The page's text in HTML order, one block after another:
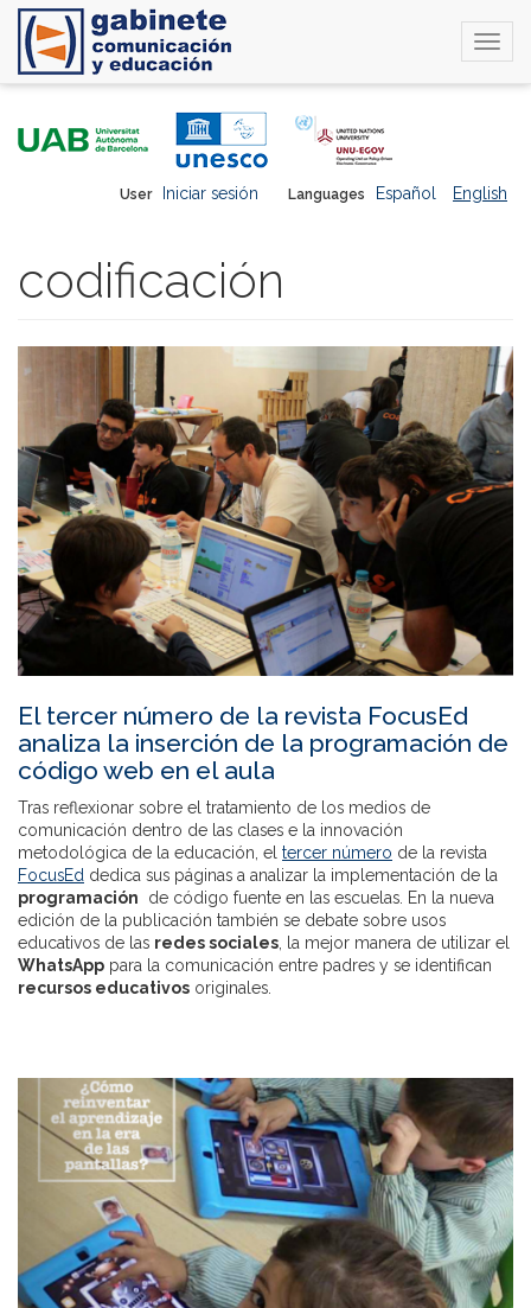
Languages Español English
User Iniciar sesión
codificación
El tercer número de la revista FocusEd
analiza la inserción de la programación de
código web en el aula
Tras reflexionar sobre el tratamiento de los medios de
comunicación dentro de las clases e la innovación
metodológica de la educación, el tercer número de la revista
FocusEd dedica sus páginas a analizar la implementación de la
programación de código fuente en las escuelas. En la nueva
edición de la publicación también se debate sobre usos
educativos de las redes sociales, la mejor manera de utilizar el
WhatsApp para la comunicación entre padres y se identifican
recursos educativos originales.